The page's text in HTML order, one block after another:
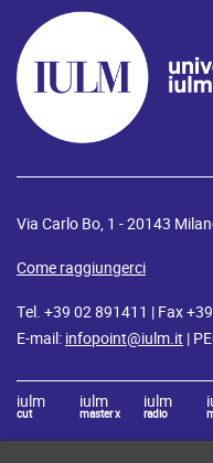
Via Carlo Bo, 1 - 20143
Come raggiungerci
Tel. +39 02 891411 | Fax
E-mail: infopoint@iulm.it |
iulm
cut
iulm
master x
iulm
radio